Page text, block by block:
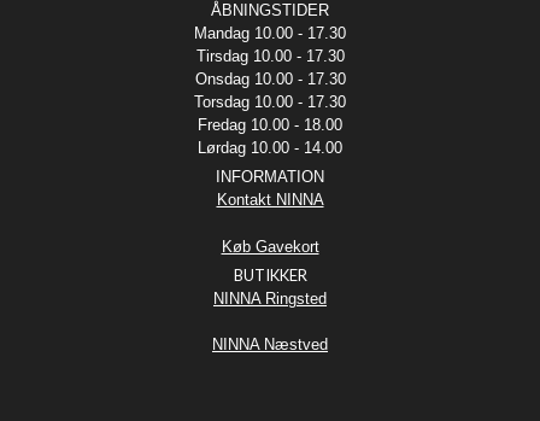
ÅBNINGSTIDER
Mandag 10.00 - 17.30
Tirsdag 10.00 - 17.30
Onsdag 10.00 - 17.30
Torsdag 10.00 - 17.30
Fredag 10.00 - 18.00
Lørdag 10.00 - 14.00
INFORMATION
Kontakt NINNA
Køb Gavekort
BUTIKKER
NINNA Ringsted
NINNA Næstved